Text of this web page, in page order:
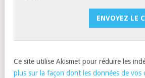
Ce site utilise Akismet pour réduire les
plus sur la façon dont les données de vos